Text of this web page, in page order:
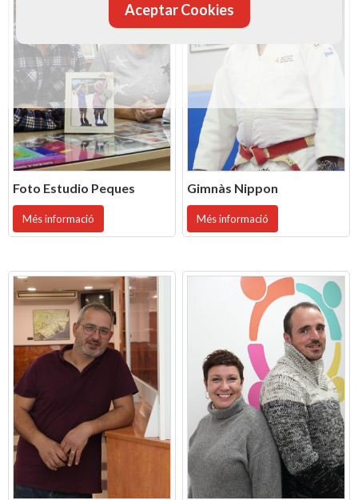
Foto Estudio Peques
Més informació
Gimnàs Nippon
Més informació
Aceptar Cookies